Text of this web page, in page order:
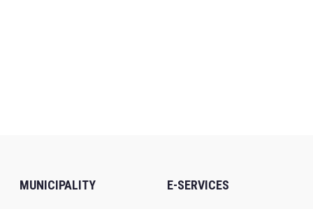
MUNICIPALITY E-SERVICES